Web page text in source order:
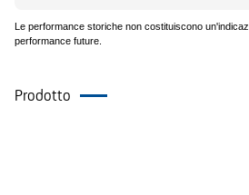
Le performance storiche non costituiscono
performance future.
Prodotto